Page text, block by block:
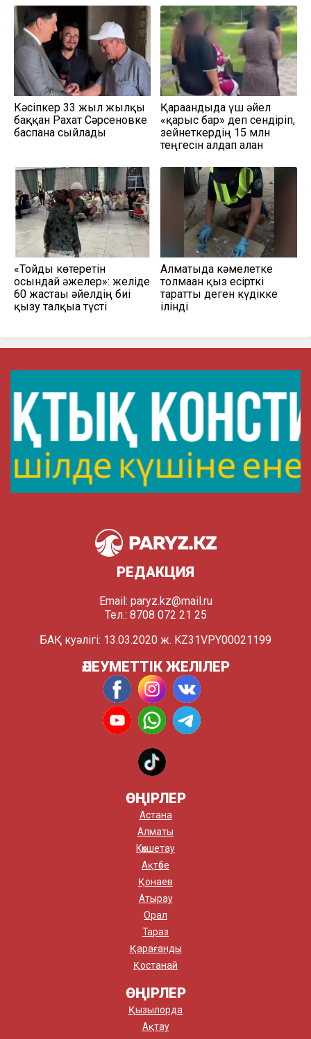
Кәсіпкер 33 жыл жылқы
баққан Рахат Сәрсеновке
баспана сыйлады
Қарағандыда үш әйел
«қарғыс бар» деп сендіріп,
зейнеткердің 15 млн
теңгесін алдап алған
«Тойды көтеретін
осындай әжелер»: желіде
60 жастағы әйелдің биі
қызу талқыға түсті
Алматыда кәмелетке
толмаған қыз есірткі
таратты деген күдікке
ілінді
РЕДАКЦИЯ
Email: paryz.kz@mail.ru
Тел.: 8708 072 21 25
БАҚ куәлігі: 13.03.2020 ж. KZ31VPY00021199
ӘЛЕУМЕТТІК ЖЕЛІЛЕР
ӨҢІРЛЕР
Астана
Алматы
Көкшетау
Ақтөбе
Қонаев
Атырау
Орал
Тараз
Қарағанды
Қостанай
ӨҢІРЛЕР
Қызылорда
Ақтау